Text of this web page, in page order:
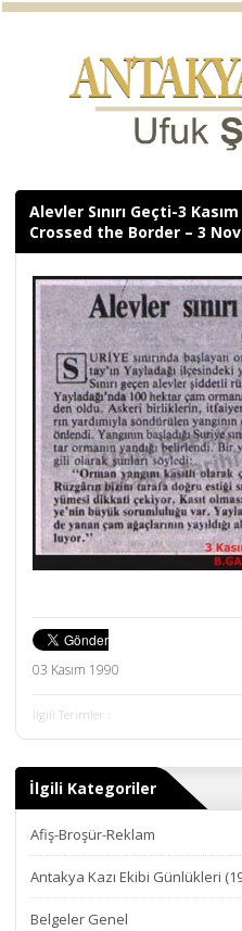
Alevler Sınırı Geçti-3
Crossed the Border – 3
03 Kasım 1990
İlgili Terimler :
İlgili Kategoriler
Afiş-Broşür-Reklam
Antakya Kazı Ekibi Günlükleri
Belgeler Genel